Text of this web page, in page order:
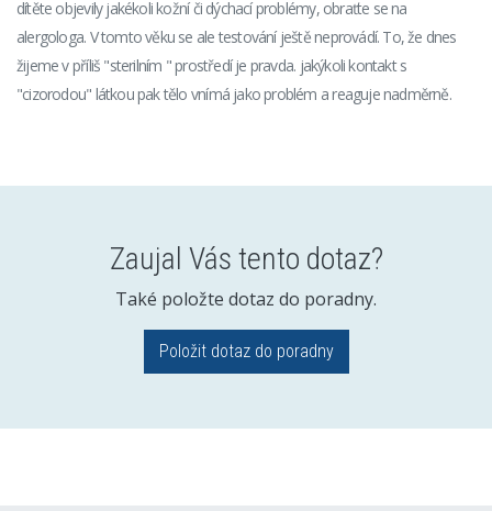
dítěte objevily jakékoli kožní či dýchací problémy, obraťte se na
alergologa. V tomto věku se ale testování ještě neprovádí. To, že dnes
žijeme v příliš "sterilním " prostředí je pravda. jakýkoli kontakt s
"cizorodou" látkou pak tělo vnímá jako problém a reaguje nadměrně.
Zaujal Vás tento dotaz?
Také položte dotaz do poradny.
Položit dotaz do poradny